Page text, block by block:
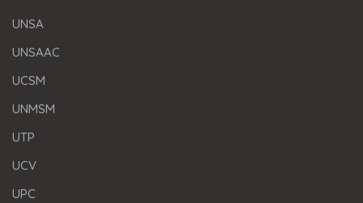
UNSA
UNSAAC
UCSM
UNMSM
UTP
UCV
UPC